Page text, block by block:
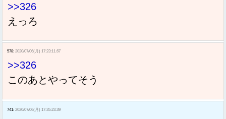
>>326
えっろ
578: 2020/07/06(月) 17:23:11.67
>>326
このあとやってそう
741: 2020/07/06(月) 17:35:23.39